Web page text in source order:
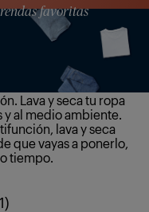
favoritas
Lava y seca tu ropa
al medio ambiente.
lava y seca
que vayas a ponerlo,
tiempo.